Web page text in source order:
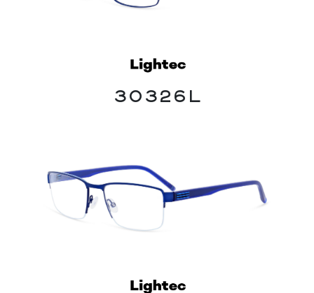
30326L